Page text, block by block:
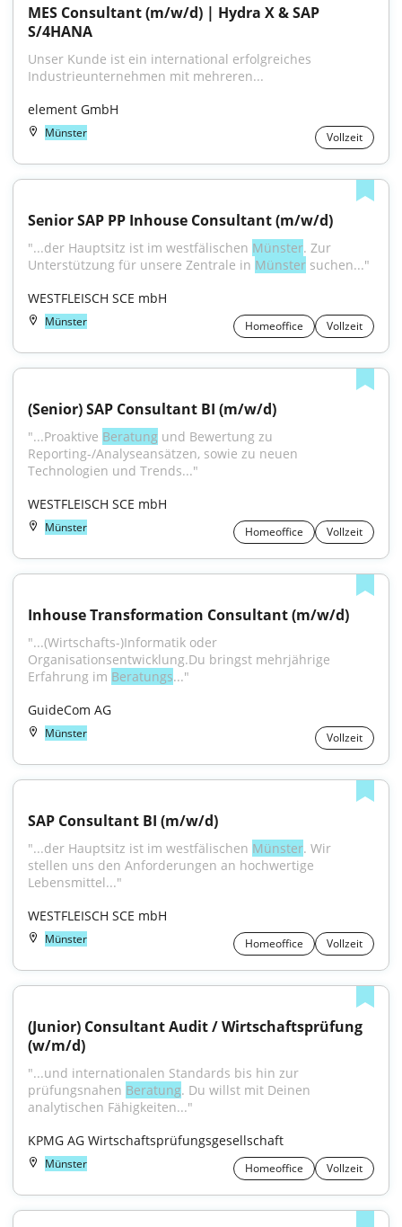
MES Consultant (m/w/d) | Hydra X & SAP
S/4HANA
Unser Kunde ist ein international erfolgreiches
Industrieunternehmen mit mehreren...
element GmbH
Münster Vollzeit
Senior SAP PP Inhouse Consultant (m/w/d)
"...der Hauptsitz ist im westfälischen Münster. Zur
Unterstützung für unsere Zentrale in Münster suchen..."
WESTFLEISCH SCE mbH
Münster Homeoffice Vollzeit
(Senior) SAP Consultant BI (m/w/d)
"...Proaktive Beratung und Bewertung zu
Reporting-/Analyseansätzen, sowie zu neuen
Technologien und Trends..."
WESTFLEISCH SCE mbH
Münster Homeoffice Vollzeit
Inhouse Transformation Consultant (m/w/d)
"...(Wirtschafts-)Informatik oder
Organisationsentwicklung.Du bringst mehrjährige
Erfahrung im Beratungs..."
GuideCom AG
Münster Vollzeit
SAP Consultant BI (m/w/d)
"...der Hauptsitz ist im westfälischen Münster. Wir
stellen uns den Anforderungen an hochwertige
Lebensmittel..."
WESTFLEISCH SCE mbH
Münster Homeoffice Vollzeit
(Junior) Consultant Audit / Wirtschaftsprüfung
(w/m/d)
"...und internationalen Standards bis hin zur
prüfungsnahen Beratung. Du willst mit Deinen
analytischen Fähigkeiten..."
KPMG AG Wirtschaftsprüfungsgesellschaft
Münster Homeoffice Vollzeit